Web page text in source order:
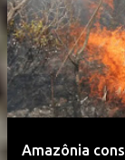
Amazônia